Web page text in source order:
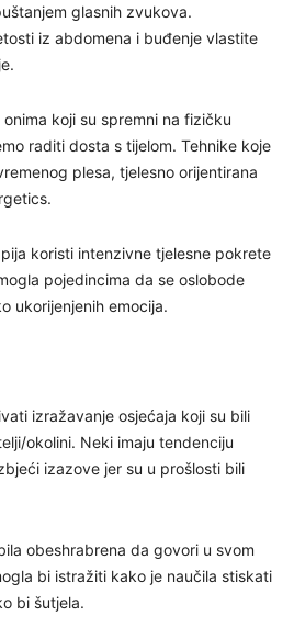
glasnih zvukova.
iz abdomena i buđenje vlastite
koji su spremni na fizičku
raditi dosta s tijelom. Tehnike koje
plesa, tjelesno orijentirana
koristi intenzivne tjelesne pokrete
pojedincima da se oslobode
ukorijenjenih emocija.
izražavanje osjećaja koji su bili
okolini. Neki imaju tendenciju
izazove jer su u prošlosti bili
obeshrabrena da govori u svom
bi istražiti kako je naučila stiskati
bi šutjela.